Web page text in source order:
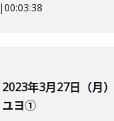
|00:03:38
2023年3月27日（月
ユヨ①